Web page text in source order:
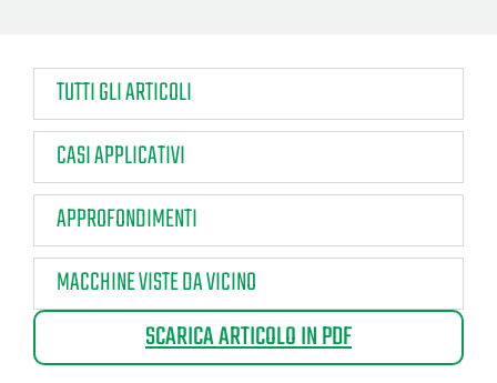
TUTTI GLI ARTICOLI
CASI APPLICATIVI
APPROFONDIMENTI
MACCHINE VISTE DA VICINO
SCARICA ARTICOLO IN PDF